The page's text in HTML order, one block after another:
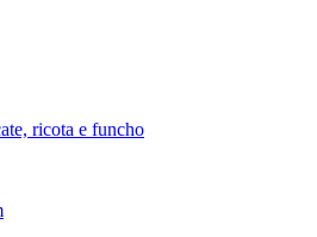
ricota e funcho